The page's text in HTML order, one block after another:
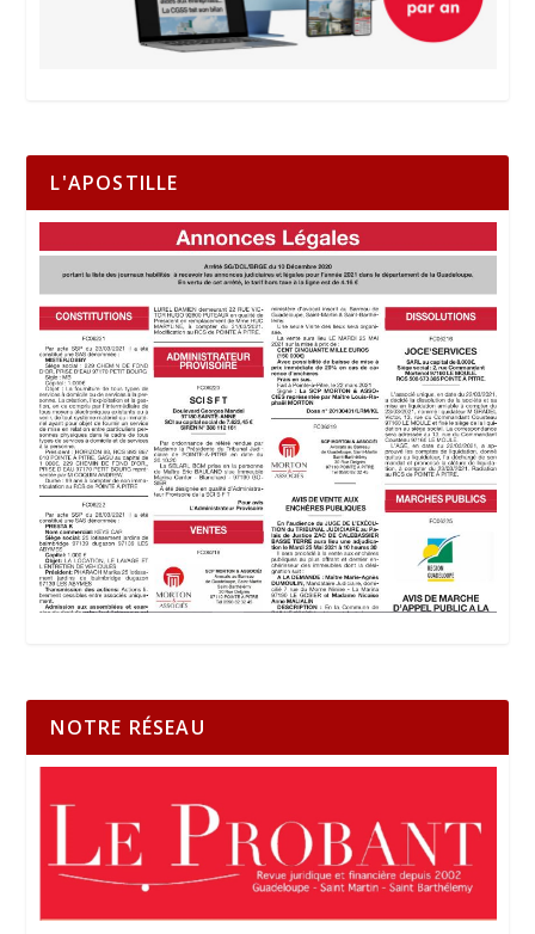
L'APOSTILLE
NOTRE RÉSEAU